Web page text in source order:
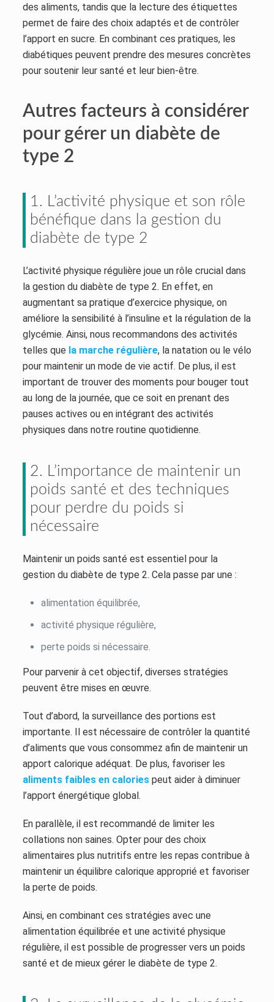
des aliments, tandis que la lecture des étiquettes
permet de faire des choix adaptés et de contrôler
l’apport en sucre. En combinant ces pratiques, les
diabétiques peuvent prendre des mesures concrètes
pour soutenir leur santé et leur bien-être.
Autres facteurs à considérer
pour gérer un diabète de
type 2
1. L’activité physique et son rôle
bénéfique dans la gestion du
diabète de type 2
L’activité physique régulière joue un rôle crucial dans
la gestion du diabète de type 2. En effet, en
augmentant sa pratique d’exercice physique, on
améliore la sensibilité à l’insuline et la régulation de la
glycémie. Ainsi, nous recommandons des activités
telles que la marche régulière, la natation ou le vélo
pour maintenir un mode de vie actif. De plus, il est
important de trouver des moments pour bouger tout
au long de la journée, que ce soit en prenant des
pauses actives ou en intégrant des activités
physiques dans notre routine quotidienne.
2. L’importance de maintenir un
poids santé et des techniques
pour perdre du poids si
nécessaire
Maintenir un poids santé est essentiel pour la
gestion du diabète de type 2. Cela passe par une :
alimentation équilibrée,
activité physique régulière,
perte poids si nécessaire.
Pour parvenir à cet objectif, diverses stratégies
peuvent être mises en œuvre.
Tout d’abord, la surveillance des portions est
importante. Il est nécessaire de contrôler la quantité
d’aliments que vous consommez afin de maintenir un
apport calorique adéquat. De plus, favoriser les
aliments faibles en caloriespeut aider à diminuer
l’apport énergétique global.
En parallèle, il est recommandé de limiter les
collations non saines. Opter pour des choix
alimentaires plus nutritifs entre les repas contribue à
maintenir un équilibre calorique approprié et favoriser
la perte de poids.
Ainsi, en combinant ces stratégies avec une
alimentation équilibrée et une activité physique
régulière, il est possible de progresser vers un poids
santé et de mieux gérer le diabète de type 2.